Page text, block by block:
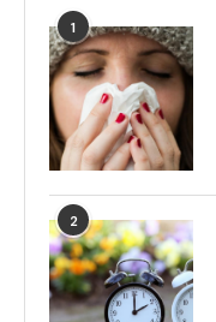
1
2